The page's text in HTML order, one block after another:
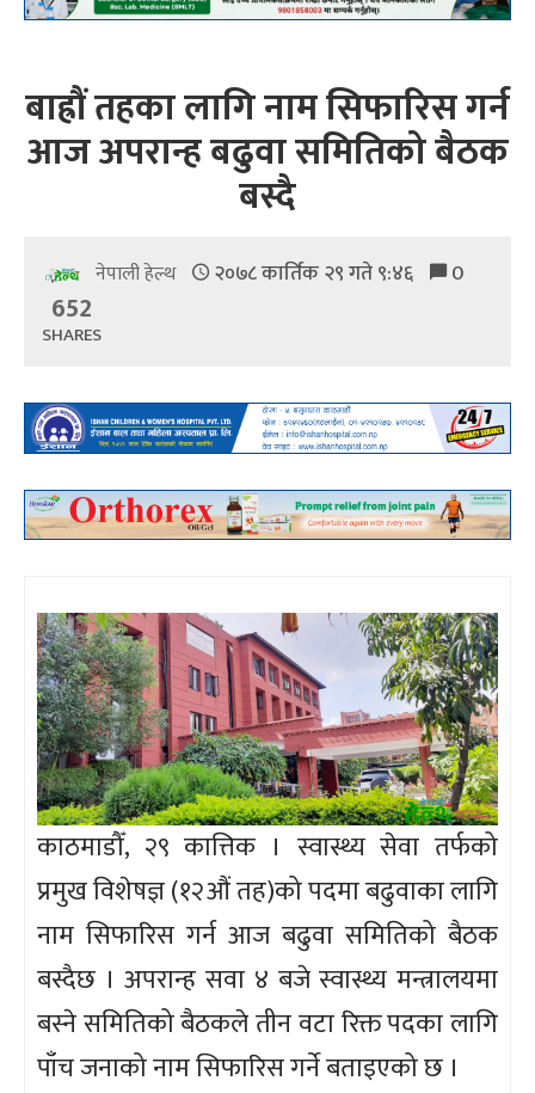
बाह्रौं तहका लागि नाम सिफारिस गर्न
आज अपरान्ह बढुवा समितिको बैठक
बस्दै
नेपाली हेल्थ २०७८ कार्तिक २९ गते ९:४६ 0
652
SHARES
काठमाडौँ, २९ कात्तिक । स्वास्थ्य सेवा तर्फको
प्रमुख विशेषज्ञ (१२औं तह)को पदमा बढुवाका लागि
नाम सिफारिस गर्न आज बढुवा समितिको बैठक
बस्दैछ । अपरान्ह सवा ४ बजे स्वास्थ्य मन्त्रालयमा
बस्ने समितिको बैठकले तीन वटा रिक्त पदका लागि
पाँच जनाको नाम सिफारिस गर्ने बताइएको छ ।